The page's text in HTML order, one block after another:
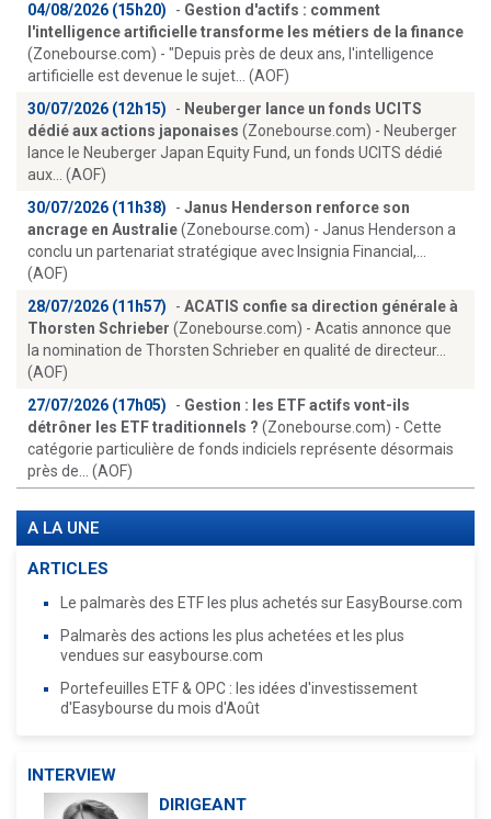
04/08/2026 (15h20)
- Gestion d'actifs : comment
l'intelligence artificielle transforme les métiers de la finance
(Zonebourse.com) - "Depuis près de deux ans, l'intelligence
artificielle est devenue le sujet... (AOF)
30/07/2026 (12h15)
- Neuberger lance un fonds UCITS
dédié aux actions japonaises (Zonebourse.com) - Neuberger
lance le Neuberger Japan Equity Fund, un fonds UCITS dédié
aux... (AOF)
30/07/2026 (11h38)
- Janus Henderson renforce son
ancrage en Australie(Zonebourse.com) - Janus Henderson a
conclu un partenariat stratégique avec Insignia Financial,...
(AOF)
28/07/2026 (11h57)
- ACATIS confie sa direction générale à
Thorsten Schrieber (Zonebourse.com) - Acatis annonce que
la nomination de Thorsten Schrieber en qualité de directeur...
(AOF)
27/07/2026 (17h05)
- Gestion : les ETF actifs vont-ils
détrôner les ETF traditionnels ? (Zonebourse.com) - Cette
catégorie particulière de fonds indiciels représente désormais
près de... (AOF)
A LA UNE
ARTICLES
Le palmarès des ETF les plus achetés sur EasyBourse.com
Palmarès des actions les plus achetées et les plus
vendues sur easybourse.com
Portefeuilles ETF & OPC : les idées d'investissement
d'Easybourse du mois d'Août
INTERVIEW
DIRIGEANT